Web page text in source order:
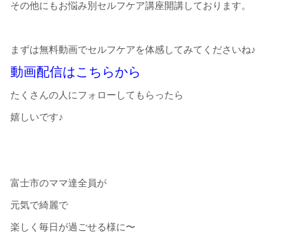
その他にもお悩み別セルフケア講座開講しております。
まずは無料動画でセルフケアを体感してみてくださいね♪
動画配信はこちらから
たくさんの人にフォローしてもらったら
嬉しいです♪
富士市のママ達全員が
元気で綺麗で
楽しく毎日が過ごせる様に〜